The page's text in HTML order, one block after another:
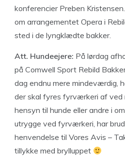
konferencier Preben
om arrangementet Opera i
sted i de lyngklædte bakker.
Att. Hundeejere: På lørdag
på Comwell Sport Rebild
dag endnu mere mindeværdig,
der skal fyres fyrværkeri af ved
hensyn til hunde eller andre i
utrygge ved fyrværkeri, har
henvendelse til Vores Avis –
tillykke med brylluppet